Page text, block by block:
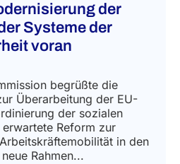
der
Systeme der
voran
begrüßte die
Überarbeitung der EU-
der sozialen
Reform zur
in den
Rahmen...